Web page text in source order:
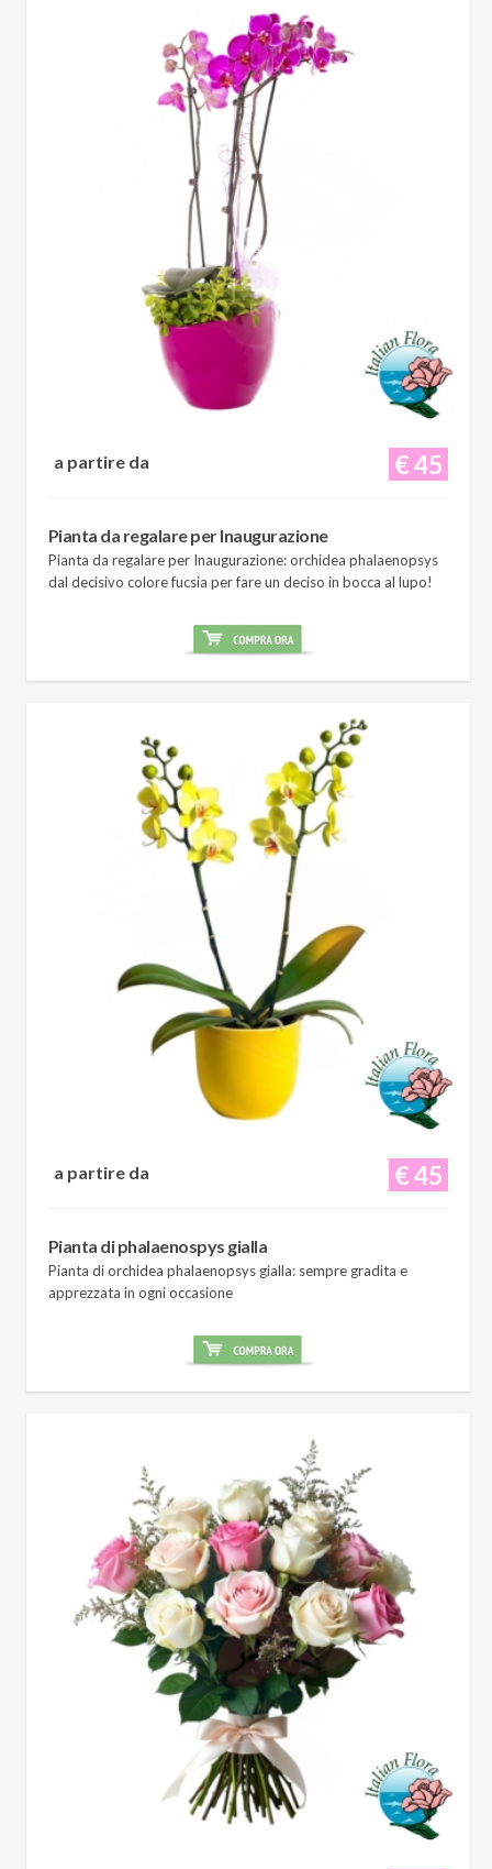
€ 45
a partire da
Pianta da regalare per Inaugurazione
Pianta da regalare per Inaugurazione: orchidea phalaenopsys
dal decisivo colore fucsia per fare un deciso in bocca al lupo!
€ 45
a partire da
Pianta di phalaenospys gialla
Pianta di orchidea phalaenopsys gialla: sempre gradita e
apprezzata in ogni occasione